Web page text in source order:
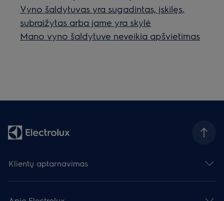
Vyno šaldytuvas yra sugadintas, įskilęs,
subraižytas arba jame yra skylė
Mano vyno šaldytuve neveikia apšvietimas
Klientų aptarnavimas